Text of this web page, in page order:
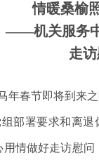
情暖桑榆
——机关服务
走
年春节即将到来
部署要求和离
情做好走访慰